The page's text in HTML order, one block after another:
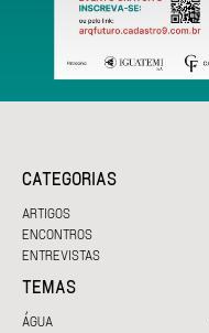
CATEGORIAS
ARTIGOS
ENCONTROS
ENTREVISTAS
TEMAS
ÁGUA